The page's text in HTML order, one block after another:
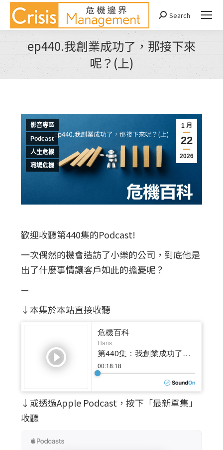
Search:
Search
ep440.我創業成功了，那接下來
呢？(上)
You are here:
1 月
22
2026
影音專區
Podcast
人生危機
職場危機
歡迎收聽第440集的Podcast!
一次偶然的機會造訪了小樂的公司，到底他是
出了什麼事情讓客戶如此的擔憂呢？
—
↓本集於本站直接收聽
↓或透過Apple Podcast，按下「最新單集」
收聽